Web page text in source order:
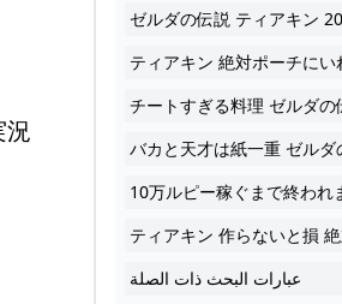
況
チートすぎる料理 ゼルダの
عبارات البحث ذات الصلة